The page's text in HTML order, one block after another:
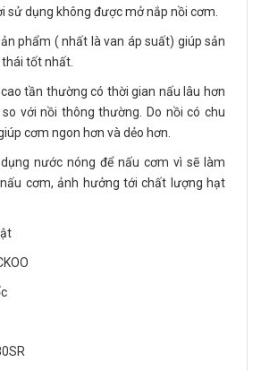
sử dụng không được mở nắp nồi cơm.
phẩm ( nhất là van áp suất) giúp sản
tốt nhất.
tần thường có thời gian nấu lâu hơn
với nồi thông thường. Do nồi có chu
cơm ngon hơn và dẻo hơn.
nước nóng để nấu cơm vì sẽ làm
cơm, ảnh hưởng tới chất lượng hạt